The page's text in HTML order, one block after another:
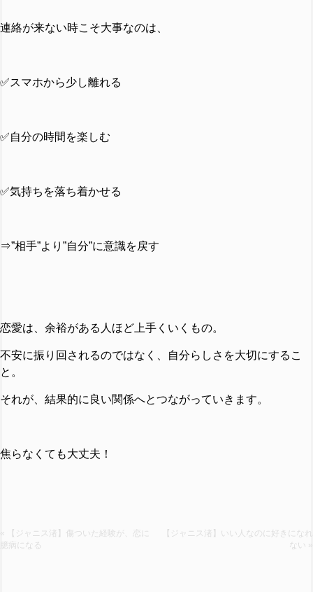
連絡が来ない時こそ大事なのは、
✅スマホから少し離れる
✅自分の時間を楽しむ
✅気持ちを落ち着かせる
⇒”相手”より”自分”に意識を戻す
恋愛は、余裕がある人ほど上手くいくもの。
不安に振り回されるのではなく、自分らしさを大切にするこ
と。
それが、結果的に良い関係へとつながっていきます。
焦らなくても大丈夫！
« 【ジャニス渚】傷ついた経験が、恋に
臆病になる
【ジャニス渚】いい人なのに好きになれ
ない »